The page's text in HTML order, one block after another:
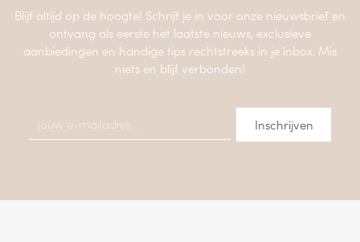
Blijf altijd op de hoogte! Schrijf je in voor onze nieuwsbrief en
ontvang als eerste het laatste nieuws, exclusieve
aanbiedingen en handige tips rechtstreeks in je inbox. Mis
niets en blijf verbonden!